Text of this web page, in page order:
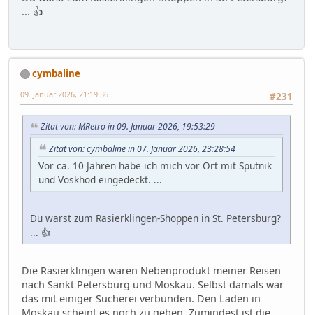
... 👍
cymbaline
#231
09. Januar 2026, 21:19:36
Zitat von: MRetro in 09. Januar 2026, 19:53:29
Zitat von: cymbaline in 07. Januar 2026, 23:28:54
Vor ca. 10 Jahren habe ich mich vor Ort mit Sputnik
und Voskhod eingedeckt. ...
Du warst zum Rasierklingen-Shoppen in St. Petersburg?
... 👍
Die Rasierklingen waren Nebenprodukt meiner Reisen
nach Sankt Petersburg und Moskau. Selbst damals war
das mit einiger Sucherei verbunden. Den Laden in